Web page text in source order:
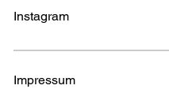
Instagram
Impressum